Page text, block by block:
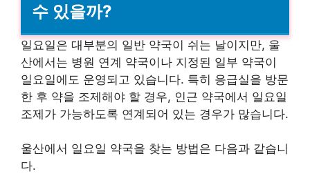
수 있을까?
일요일은 대부분의 일반 약국이 쉬는 날이지만, 울
산에서는 병원 연계 약국이나 지정된 일부 약국이
일요일에도 운영되고 있습니다. 특히 응급실을 방문
한 후 약을 조제해야 할 경우, 인근 약국에서 일요일
조제가 가능하도록 연계되어 있는 경우가 많습니다.
울산에서 일요일 약국을 찾는 방법은 다음과 같습니
다.